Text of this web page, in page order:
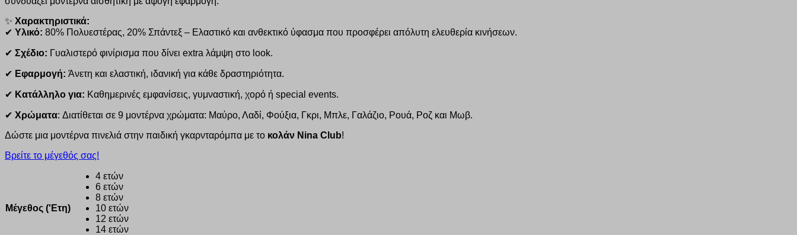
✨ Χαρακτηριστικά:
✔ Υλικό: 80% Πολυεστέρας, 20% Σπάντεξ – Ελαστικό και ανθεκτικό ύφασμα που προσφέρει απόλυτη ελευθερία κινήσεων.
✔ Σχέδιο: Γυαλιστερό φινίρισμα που δίνει extra λάμψη στο look.
✔ Εφαρμογή: Άνετη και ελαστική, ιδανική για κάθε δραστηριότητα.
✔ Κατάλληλο για: Καθημερινές εμφανίσεις, γυμναστική, χορό ή special events.
✔ Χρώματα: Διατίθεται σε 9 μοντέρνα χρώματα: Μαύρο, Λαδί, Φούξια, Γκρι, Μπλε, Γαλάζιο, Ρουά, Ροζ και Μωβ.
Δώστε μια μοντέρνα πινελιά στην παιδική γκαρνταρόμπα με το κολάν Nina Club!
Βρείτε το μέγεθός σας!
Μέγεθος ('Ετη)
4 ετών
6 ετών
8 ετών
10 ετών
12 ετών
14 ετών